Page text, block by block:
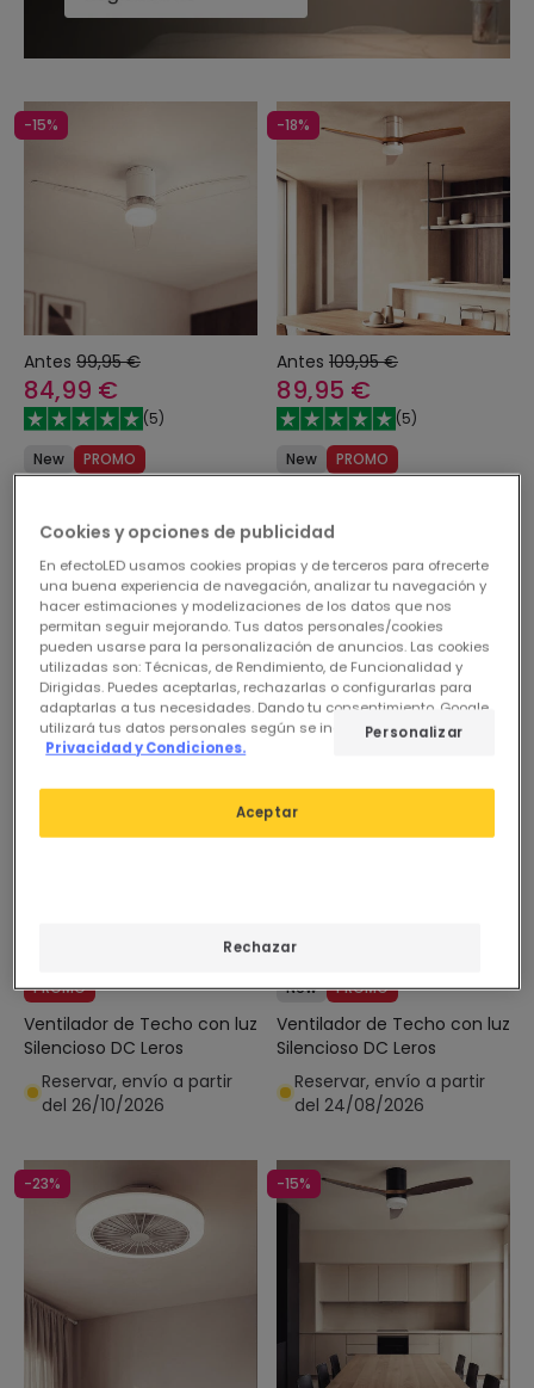
-15%
Antes 99,95 €
84,99 €
(5)
New
PROMO
Silencioso DC Leros
del 26/10/2026
-18%
Antes 109,95 €
89,95 €
(5)
New
PROMO
Silencioso DC Leros
del 24/08/2026
-18%
PROMO
Ventilador de Techo con luz
Silencioso DC Leros
Reservar, envío a partir
del 26/10/2026
-15%
New
PROMO
Ventilador de Techo con luz
Silencioso DC Leros
Reservar, envío a partir
del 24/08/2026
-23% -15%
Cookies y opciones de publicidad
En efectoLED usamos cookies propias y de terceros para ofrecerte
una buena experiencia de navegación, analizar tu navegación y
hacer estimaciones y modelizaciones de los datos que nos
permitan seguir mejorando. Tus datos personales/cookies
pueden usarse para la personalización de anuncios. Las cookies
utilizadas son: Técnicas, de Rendimiento, de Funcionalidad y
Dirigidas. Puedes aceptarlas, rechazarlas o configurarlas para
adaptarlas a tus necesidades. Dando tu consentimiento, Google
utilizará tus datos personales según se indica en su sitio de
Privacidad y Condiciones.
Rechazar
Aceptar
Personalizar